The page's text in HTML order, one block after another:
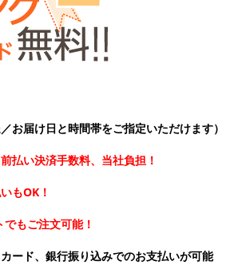
お届け日と時間帯をご指定いただけます）
払い決済手数料、当社負担！
もOK！
もご注文可能！
ード、銀行振り込みでのお支払いが可能